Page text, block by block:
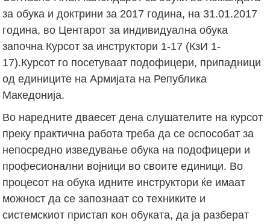
за обука и доктрини за 2017 година, на 31.01.2017
година, во Центарот за индивидуална обука
започна Курсот за инструктори 1-17 (КзИ 1-
17).Курсот го посетуваат подофицери, припадници
од единиците на Армијата на Република
Македонија.
Во наредните дваесет дена слушателите на курсот
преку практична работа треба да се оспособат за
непосредно изведување обука на подофицери и
професионални војници во своите единици. Во
процесот на обука идните инструктори ќе имаат
можност да се запознаат со техниките и
системскиот пристап кон обуката, да ја разберат